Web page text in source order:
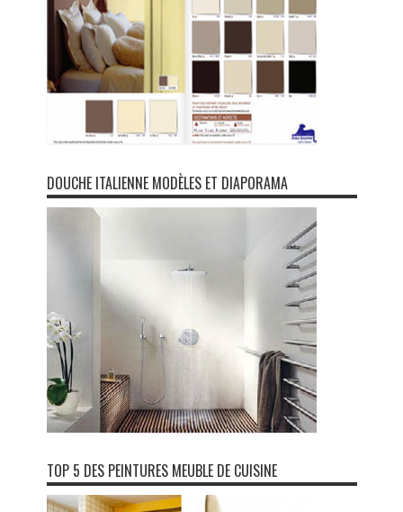
DOUCHE ITALIENNE MODÈLES ET DIAPORAMA
TOP 5 DES PEINTURES MEUBLE DE CUISINE